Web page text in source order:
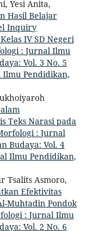
Yesi Anita,
Hasil Belajar
Inquiry
IV SD Negeri
: Jurnal Ilmu
Vol. 3 No. 5
Ilmu Pendidikan,
Teks Narasi pada
: Jurnal
Budaya: Vol. 4
Ilmu Pendidikan,
Tsalits Asmoro,
Efektivitas
Muhtadin Pondok
: Jurnal Ilmu
Vol. 2 No. 6